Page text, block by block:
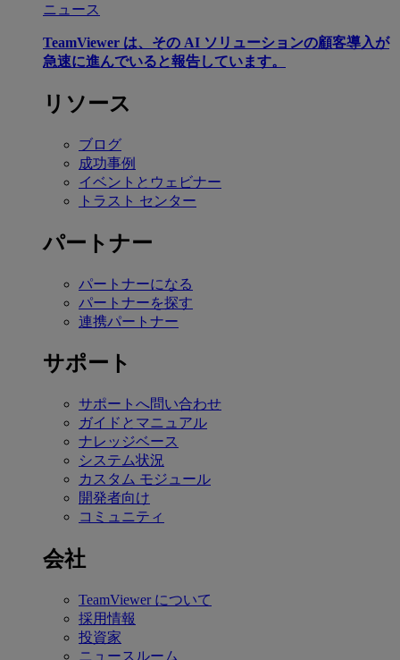
ニュース
TeamViewer は、その AI ソリューションの顧客導入が
急速に進んでいると報告しています。
リソース
ブログ
成功事例
イベントとウェビナー
トラスト センター
パートナー
パートナーになる
パートナーを探す
連携パートナー
サポート
サポートへ問い合わせ
ガイドとマニュアル
ナレッジベース
システム状況
カスタム モジュール
開発者向け
コミュニティ
会社
TeamViewer について
採用情報
投資家
ニュースルーム